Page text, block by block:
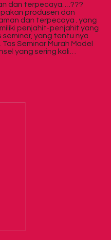
dan terpecaya….???
produsen dan
dan terpecaya . yang
penjahit-penjahit yang
yang tentu nya
Seminar Murah Model
yang sering kali…